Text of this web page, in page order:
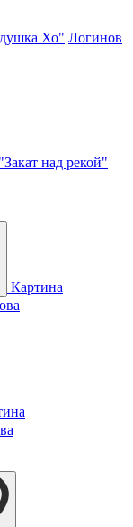
Хо" Логинов
над рекой"
Картина